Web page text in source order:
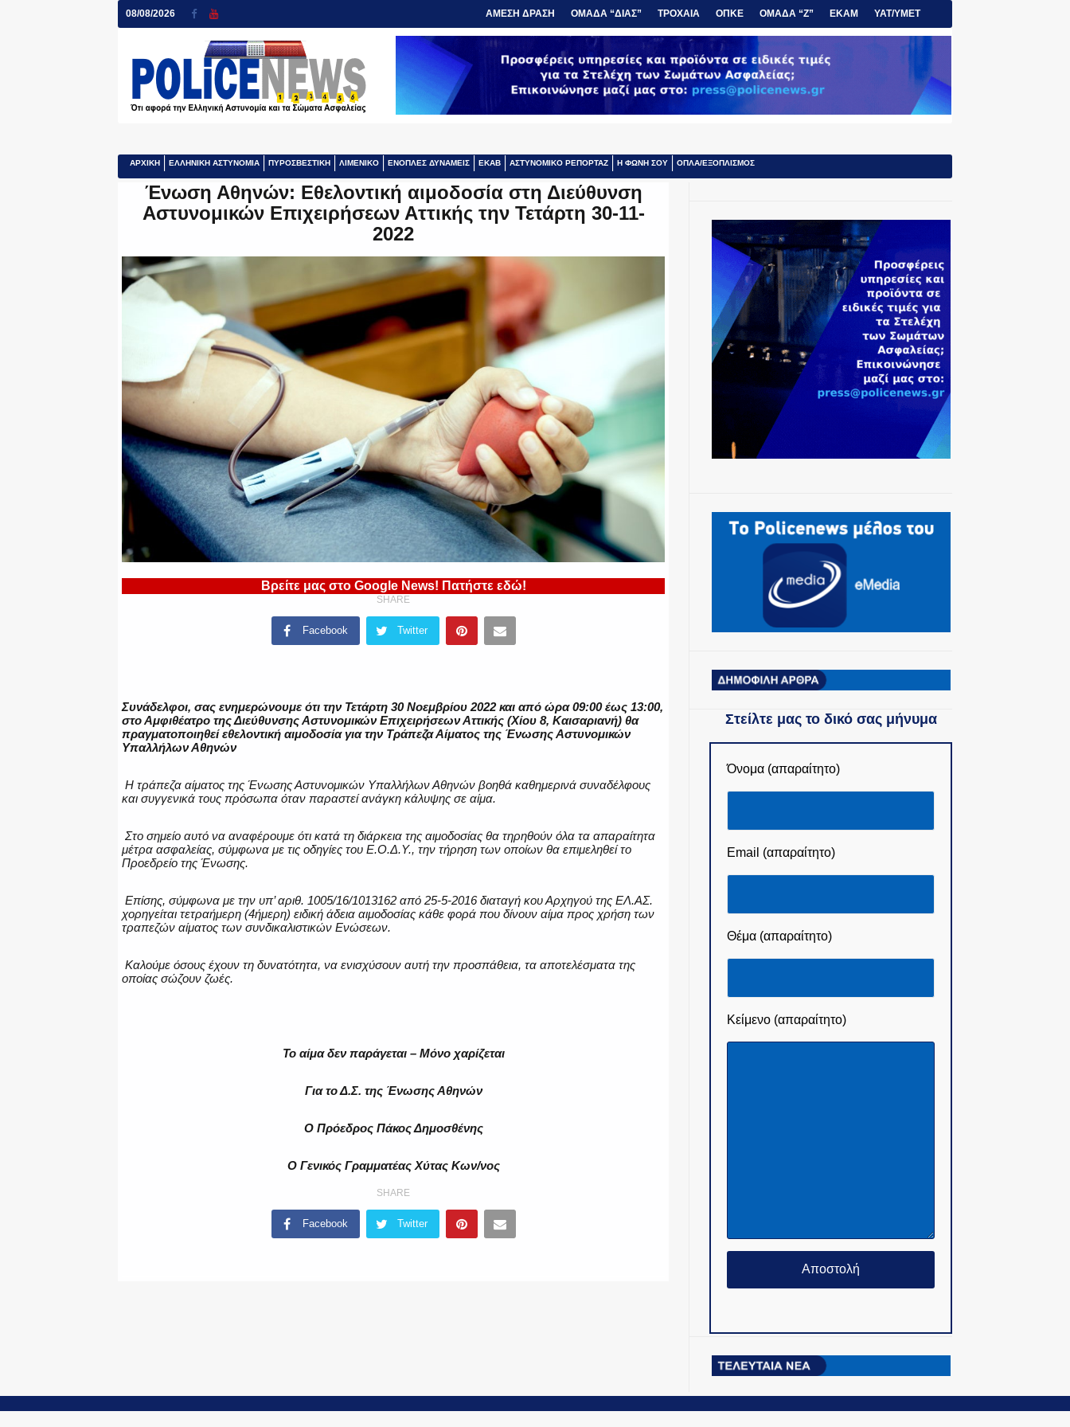
08/08/2026 ΑΜΕΣΗ ΔΡΑΣΗ ΟΜΑΔΑ “ΔΙΑΣ” ΤΡΟΧΑΙΑ ΟΠΚΕ ΟΜΑΔΑ “Ζ” ΕΚΑΜ ΥΑΤ/ΥΜΕΤ
ΑΡΧΙΚΗ ΕΛΛΗΝΙΚΗ ΑΣΤΥΝΟΜΙΑ ΠΥΡΟΣΒΕΣΤΙΚΗ ΛΙΜΕΝΙΚΟ ΕΝΟΠΛΕΣ ΔΥΝΑΜΕΙΣ ΕΚΑΒ ΑΣΤΥΝΟΜΙΚΟ ΡΕΠΟΡΤΑΖ Η ΦΩΝΗ ΣΟΥ ΟΠΛΑ/ΕΞΟΠΛΙΣΜΟΣ
Ένωση Αθηνών: Εθελοντική αιμοδοσία στη Διεύθυνση
Αστυνομικών Επιχειρήσεων Αττικής την Τετάρτη 30-11-
2022
Βρείτε μας στο Google News! Πατήστε εδώ!
SHARE
Facebook Twitter
Συνάδελφοι, σας ενημερώνουμε ότι την Τετάρτη 30 Νοεμβρίου 2022 και από ώρα 09:00 έως 13:00,
στο Αμφιθέατρο της Διεύθυνσης Αστυνομικών Επιχειρήσεων Αττικής (Χίου 8, Καισαριανή) θα
πραγματοποιηθεί εθελοντική αιμοδοσία για την Τράπεζα Αίματος της Ένωσης Αστυνομικών
Υπαλλήλων Αθηνών
Η τράπεζα αίματος της Ένωσης Αστυνομικών Υπαλλήλων Αθηνών βοηθά καθημερινά συναδέλφους
και συγγενικά τους πρόσωπα όταν παραστεί ανάγκη κάλυψης σε αίμα.
Στο σημείο αυτό να αναφέρουμε ότι κατά τη διάρκεια της αιμοδοσίας θα τηρηθούν όλα τα απαραίτητα
μέτρα ασφαλείας, σύμφωνα με τις οδηγίες του Ε.Ο.Δ.Υ., την τήρηση των οποίων θα επιμεληθεί το
Προεδρείο της Ένωσης.
Επίσης, σύμφωνα με την υπ’ αριθ. 1005/16/1013162 από 25-5-2016 διαταγή κου Αρχηγού της ΕΛ.ΑΣ.
χορηγείται τετραήμερη (4ήμερη) ειδική άδεια αιμοδοσίας κάθε φορά που δίνουν αίμα προς χρήση των
τραπεζών αίματος των συνδικαλιστικών Ενώσεων.
Καλούμε όσους έχουν τη δυνατότητα, να ενισχύσουν αυτή την προσπάθεια, τα αποτελέσματα της
οποίας σώζουν ζωές.
Το αίμα δεν παράγεται – Μόνο χαρίζεται
Για το Δ.Σ. της Ένωσης Αθηνών
Ο Πρόεδρος Πάκος Δημοσθένης
Ο Γενικός Γραμματέας Χύτας Κων/νος
SHARE
Facebook Twitter
Στείλτε μας το δικό σας μήνυμα
Όνομα (απαραίτητο)
Email (απαραίτητο)
Θέμα (απαραίτητο)
Κείμενο (απαραίτητο)
© Copyright 2015-2024 - PoliceNews.gr byG POiNT ADV-ΤΑΥΤΟΤΗΤΑ